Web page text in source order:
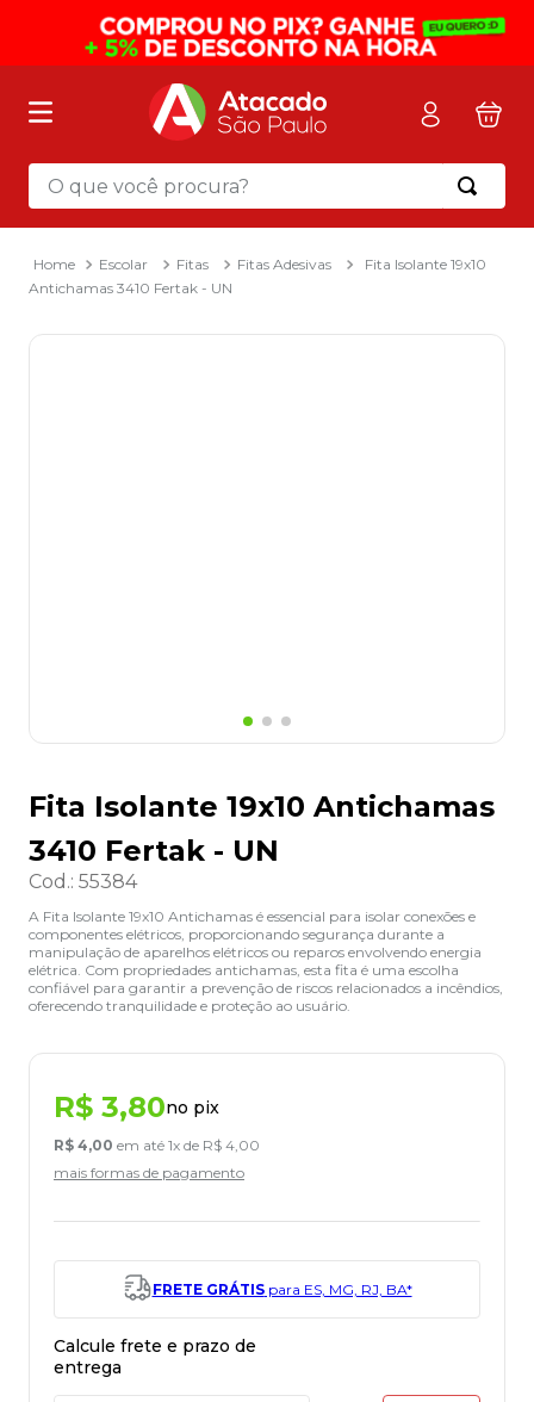
O que você procura?
Escolar Fitas Fitas Adesivas
Fita Isolante 19x10
Antichamas 3410 Fertak - UN
Fita Isolante 19x10 Antichamas
3410 Fertak - UN
Cod.: 55384
A Fita Isolante 19x10 Antichamas é essencial para isolar conexões e
componentes elétricos, proporcionando segurança durante a
manipulação de aparelhos elétricos ou reparos envolvendo energia
elétrica. Com propriedades antichamas, esta fita é uma escolha
confiável para garantir a prevenção de riscos relacionados a incêndios,
oferecendo tranquilidade e proteção ao usuário.
R$ 3,80no pix
R$ 4,00 em até 1x de R$ 4,00
mais formas de pagamento
FRETE GRÁTISpara ES, MG, RJ, BA*
Termos mais buscados
mochila
2º sacola
3º papel toalha